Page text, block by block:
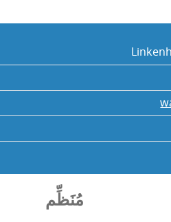
مُنَظِّم